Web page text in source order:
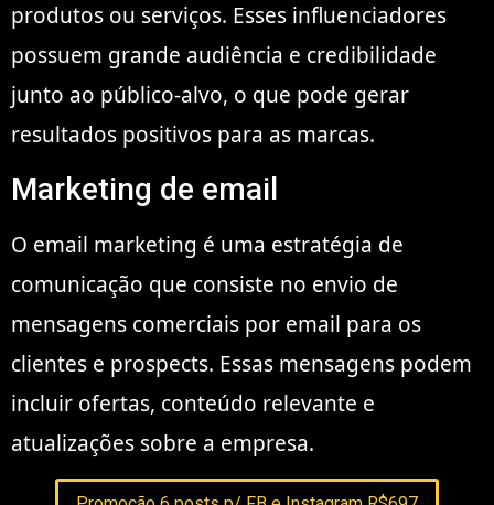
produtos ou serviços. Esses influenciadores
possuem grande audiência e credibilidade
junto ao público-alvo, o que pode gerar
resultados positivos para as marcas.
Marketing de email
O email marketing é uma estratégia de
comunicação que consiste no envio de
mensagens comerciais por email para os
clientes e prospects. Essas mensagens podem
incluir ofertas, conteúdo relevante e
atualizações sobre a empresa.